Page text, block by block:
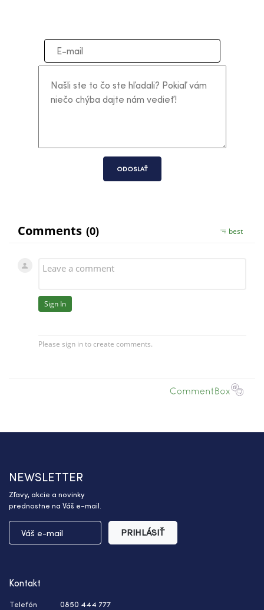
ODOSLAŤ
NEWSLETTER
Zľavy, akcie a novinky
prednostne na Váš e-mail.
PRIHLÁSIŤ
Kontakt
Telefón 0850 444 777